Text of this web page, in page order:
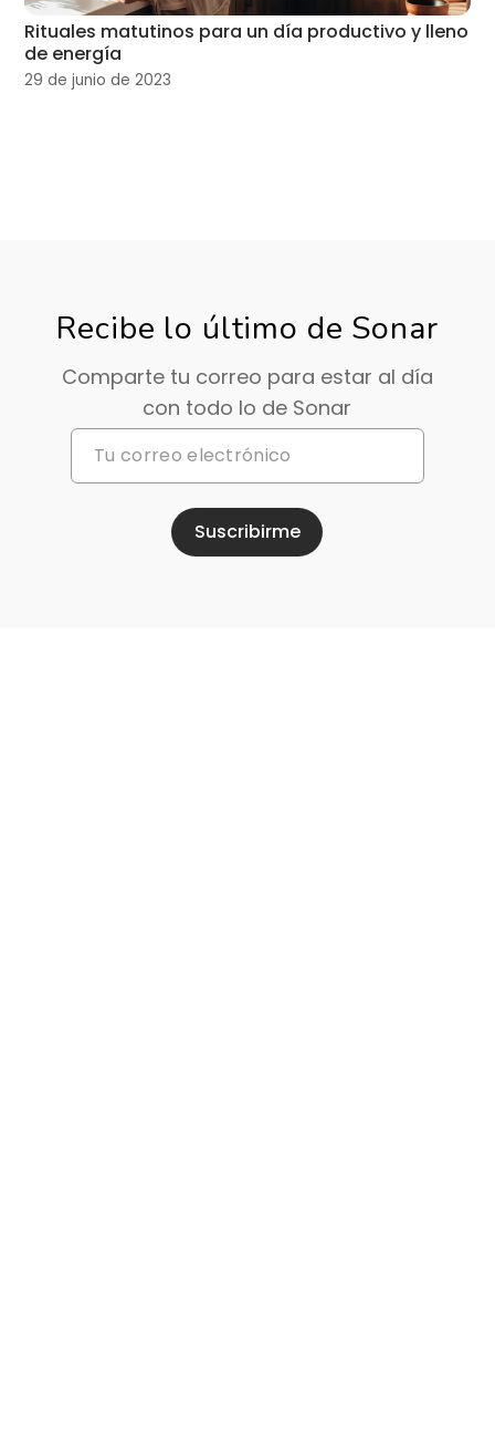
Rituales matutinos para un día productivo y lleno
de energía
29 de junio de 2023
Recibe lo último de Sonar
Comparte tu correo para estar al día
con todo lo de Sonar
Suscribirme